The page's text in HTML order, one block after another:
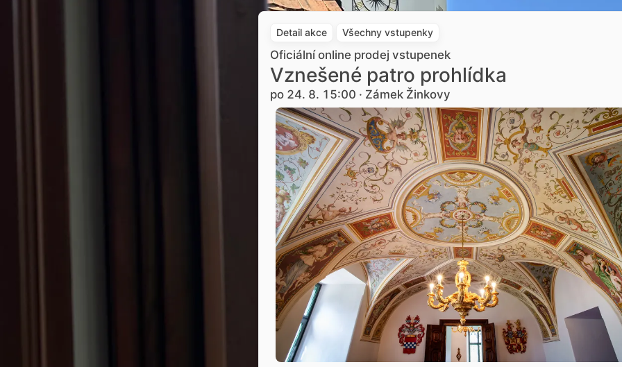
Detail akce Všechny vstupenky
Oficiální online prodej vstupenek
Vznešené patro prohlídka
po 24. 8. 15:00 · Zámek Žinkovy